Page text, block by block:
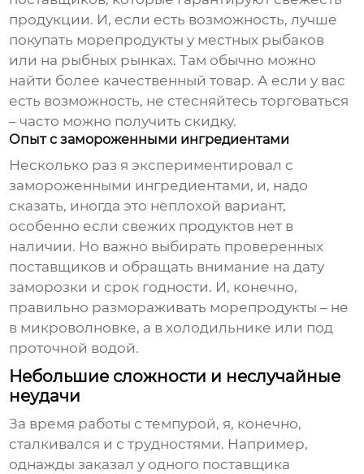
продукции. И, если есть возможность, лучше
покупать морепродукты у местных рыбаков
или на рыбных рынках. Там обычно можно
найти более качественный товар. А если у вас
есть возможность, не стесняйтесь торговаться
– часто можно получить скидку.
Опыт с замороженными ингредиентами
Несколько раз я экспериментировал с
замороженными ингредиентами, и, надо
сказать, иногда это неплохой вариант,
особенно если свежих продуктов нет в
наличии. Но важно выбирать проверенных
поставщиков и обращать внимание на дату
заморозки и срок годности. И, конечно,
правильно размораживать морепродукты – не
в микроволновке, а в холодильнике или под
проточной водой.
Небольшие сложности и неслучайные
неудачи
За время работы стемпурой, я, конечно,
сталкивался и с трудностями. Например,
однажды заказал у одного поставщика